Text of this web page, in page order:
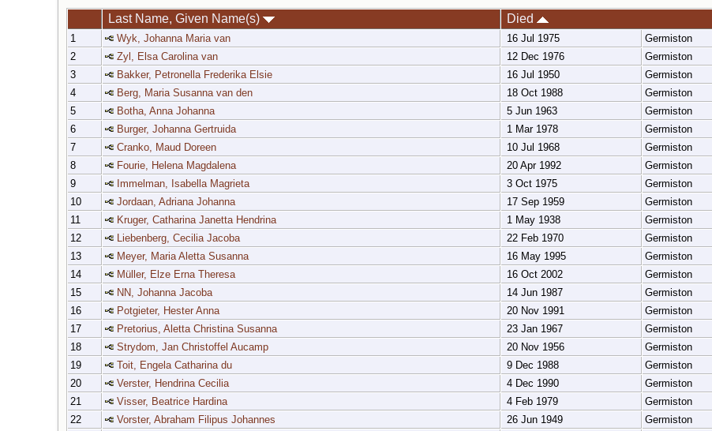
Last Name, Given Name(s) Died
1 Wyk, Johanna Maria van 16 Jul 1975 Germiston
2
Zyl, Elsa Carolina van 12 Dec 1976 Germiston
3
Bakker, Petronella Frederika Elsie 16 Jul 1950 Germiston
4
Berg, Maria Susanna van den 18 Oct 1988 Germiston
5
Botha, Anna Johanna 5 Jun 1963 Germiston
6
Burger, Johanna Gertruida 1 Mar 1978 Germiston
7
Cranko, Maud Doreen 10 Jul 1968 Germiston
8
Fourie, Helena Magdalena 20 Apr 1992 Germiston
9
Immelman, Isabella Magrieta 3 Oct 1975 Germiston
10
Jordaan, Adriana Johanna 17 Sep 1959 Germiston
11
Kruger, Catharina Janetta Hendrina 1 May 1938 Germiston
12
Liebenberg, Cecilia Jacoba 22 Feb 1970 Germiston
13
Meyer, Maria Aletta Susanna 16 May 1995 Germiston
14
Müller, Elze Erna Theresa 16 Oct 2002 Germiston
15
NN, Johanna Jacoba 14 Jun 1987 Germiston
16
Potgieter, Hester Anna 20 Nov 1991 Germiston
17
Pretorius, Aletta Christina Susanna 23 Jan 1967 Germiston
18
Strydom, Jan Christoffel Aucamp 20 Nov 1956 Germiston
19
Toit, Engela Catharina du 9 Dec 1988 Germiston
20
Verster, Hendrina Cecilia 4 Dec 1990 Germiston
21
Visser, Beatrice Hardina 4 Feb 1979 Germiston
22
Vorster, Abraham Filipus Johannes 26 Jun 1949 Germiston